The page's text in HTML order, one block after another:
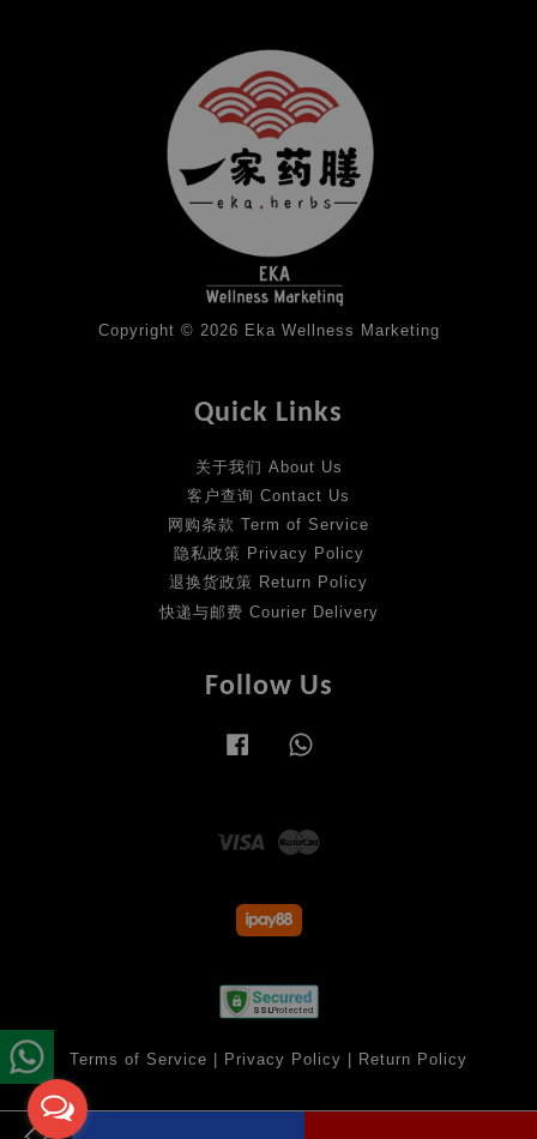
Copyright © 2026 Eka Wellness Marketing
Quick Links
关于我们 About Us
客户查询 Contact Us
网购条款 Term of Service
隐私政策 Privacy Policy
退换货政策 Return Policy
快递与邮费 Courier Delivery
Follow Us
Facebook
Visa
Terms of Service Privacy Policy Return Policy